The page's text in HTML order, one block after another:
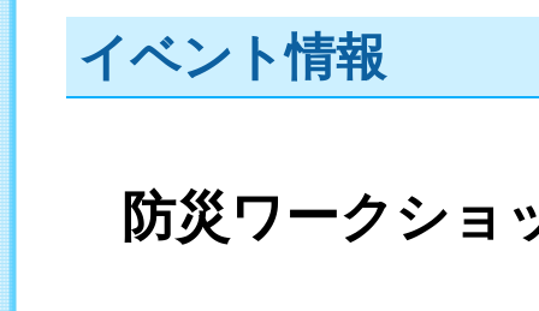
イベント情報
防災ワークショ